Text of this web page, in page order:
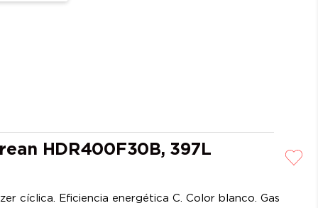
HDR400F30B, 397L
cíclica. Eficiencia energética C. Color blanco. Gas